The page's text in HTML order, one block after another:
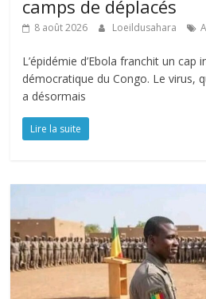
camps de déplacés
8 août 2026 Loeildusahara
L’épidémie d’Ebola franchit un cap
démocratique du Congo. Le virus,
a désormais
Lire la suite